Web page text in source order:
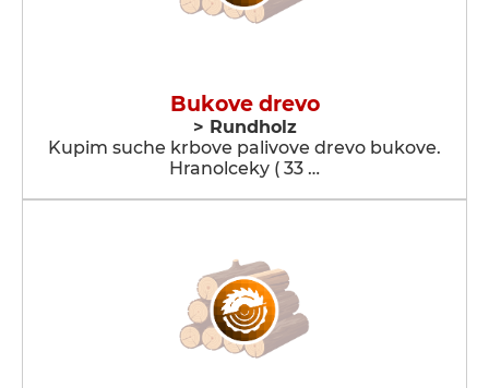
Bukove drevo
> Rundholz
Kupim suche krbove palivove drevo bukove.
Hranolceky ( 33 …